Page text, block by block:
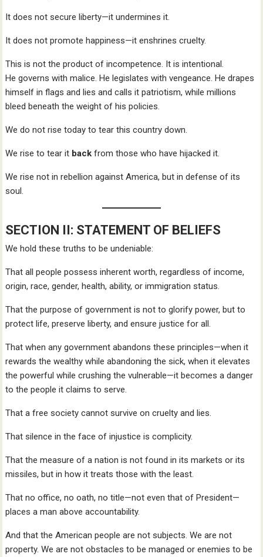
It does not secure liberty—it undermines it.
It does not promote happiness—it enshrines cruelty.
This is not the product of incompetence. It is intentional.
He governs with malice. He legislates with vengeance. He drapes
himself in flags and lies and calls it patriotism, while millions
bleed beneath the weight of his policies.
We do not rise today to tear this country down.
We rise to tear it back from those who have hijacked it.
We rise not in rebellion against America, but in defense of its
soul.
SECTION II: STATEMENT OF BELIEFS
We hold these truths to be undeniable:
That all people possess inherent worth, regardless of income,
origin, race, gender, health, ability, or immigration status.
That the purpose of government is not to glorify power, but to
protect life, preserve liberty, and ensure justice for all.
That when any government abandons these principles—when it
rewards the wealthy while abandoning the sick, when it elevates
the powerful while crushing the vulnerable—it becomes a danger
to the people it claims to serve.
That a free society cannot survive on cruelty and lies.
That silence in the face of injustice is complicity.
That the measure of a nation is not found in its markets or its
missiles, but in how it treats those with the least.
That no office, no oath, no title—not even that of President—
places a man above accountability.
And that the American people are not subjects. We are not
property. We are not obstacles to be managed or enemies to be